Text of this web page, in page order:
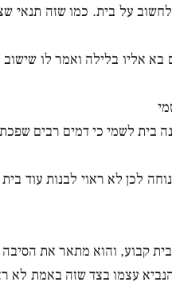
על בית. כמו שזה תנאי
אליו בלילה ואמר לו שישוב
בית לשמי כי דמים רבים שפכת
לכן לא ראוי לבנות עוד
קבוע, והוא מתאר את
עצמו בצד שזה באמת לא